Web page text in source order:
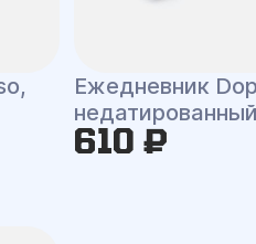
Ежедневник
610 ₽